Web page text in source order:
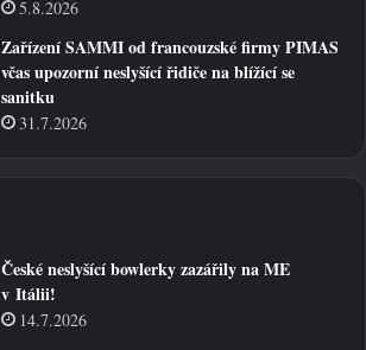
5.8.2026
Zařízení SAMMI od francouzské firmy PIMAS
včas upozorní neslyšící řidiče na blížící se
sanitku
31.7.2026
České neslyšící bowlerky zazářily na ME
v Itálii!
14.7.2026